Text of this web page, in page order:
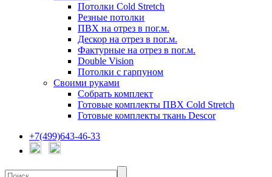
Потолки Cold Stretch
Резные потолки
ПВХ на отрез в пог.м.
Дескор на отрез в пог.м.
Фактурные на отрез в пог.м.
Double Vision
Потолки с гарпуном
Своими руками
Собрать комплект
Готовые комплекты ПВХ Cold Stretch
Готовые комплекты ткань Descor
+7(499)643-46-33